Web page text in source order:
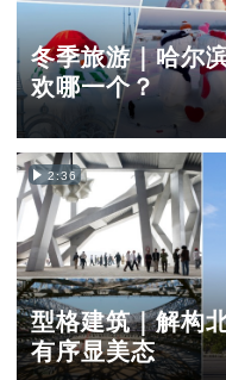
冬季旅游｜哈尔
欢哪一个？
2:36
型格建筑｜解构
有序显美态